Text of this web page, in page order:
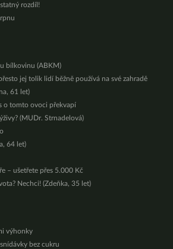
rozdíl!
bílkovinu (ABKM)
jej tolik lidí běžně používá na své zahradě
61 let)
o tomto ovoci překvapí
(MUDr. Strnadelová)
64 let)
– ušetřete přes 5.000 Kč
Nechci! (Zdeňka, 35 let)
výhonky
bez cukru